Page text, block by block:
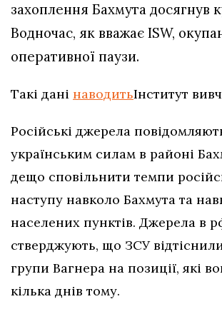
захоплення Бахмута досягнув
Водночас, як вважає ISW,
оперативної паузи.
Такі дані наводитьІнститут
Російські джерела
українським силам в районі
дещо сповільнити темпи
наступу навколо Бахмута та
населених пунктів. Джерела в
стверджують, що ЗСУ
групи Вагнера на позиції, які
кілька днів тому.